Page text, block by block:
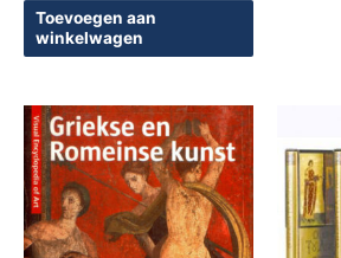
Toevoegen aan
winkelwagen